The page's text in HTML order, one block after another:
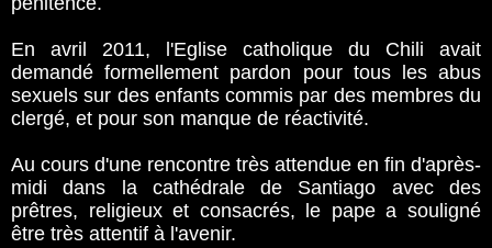
En avril 2011, l'Eglise catholique du Chili avait
demandé formellement pardon pour tous les abus
sexuels sur des enfants commis par des membres du
clergé, et pour son manque de réactivité.
Au cours d'une rencontre très attendue en fin d'après-
midi dans la cathédrale de Santiago avec des
prêtres, religieux et consacrés, le pape a souligné
être très attentif à l'avenir.